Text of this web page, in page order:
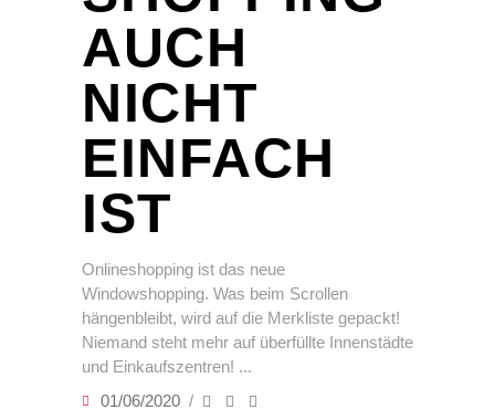
AUCH
NICHT
EINFACH
IST
Onlineshopping ist das neue
Windowshopping. Was beim Scrollen
hängenbleibt, wird auf die Merkliste gepackt!
Niemand steht mehr auf überfüllte Innenstädte
und Einkaufszentren!
01/06/2020